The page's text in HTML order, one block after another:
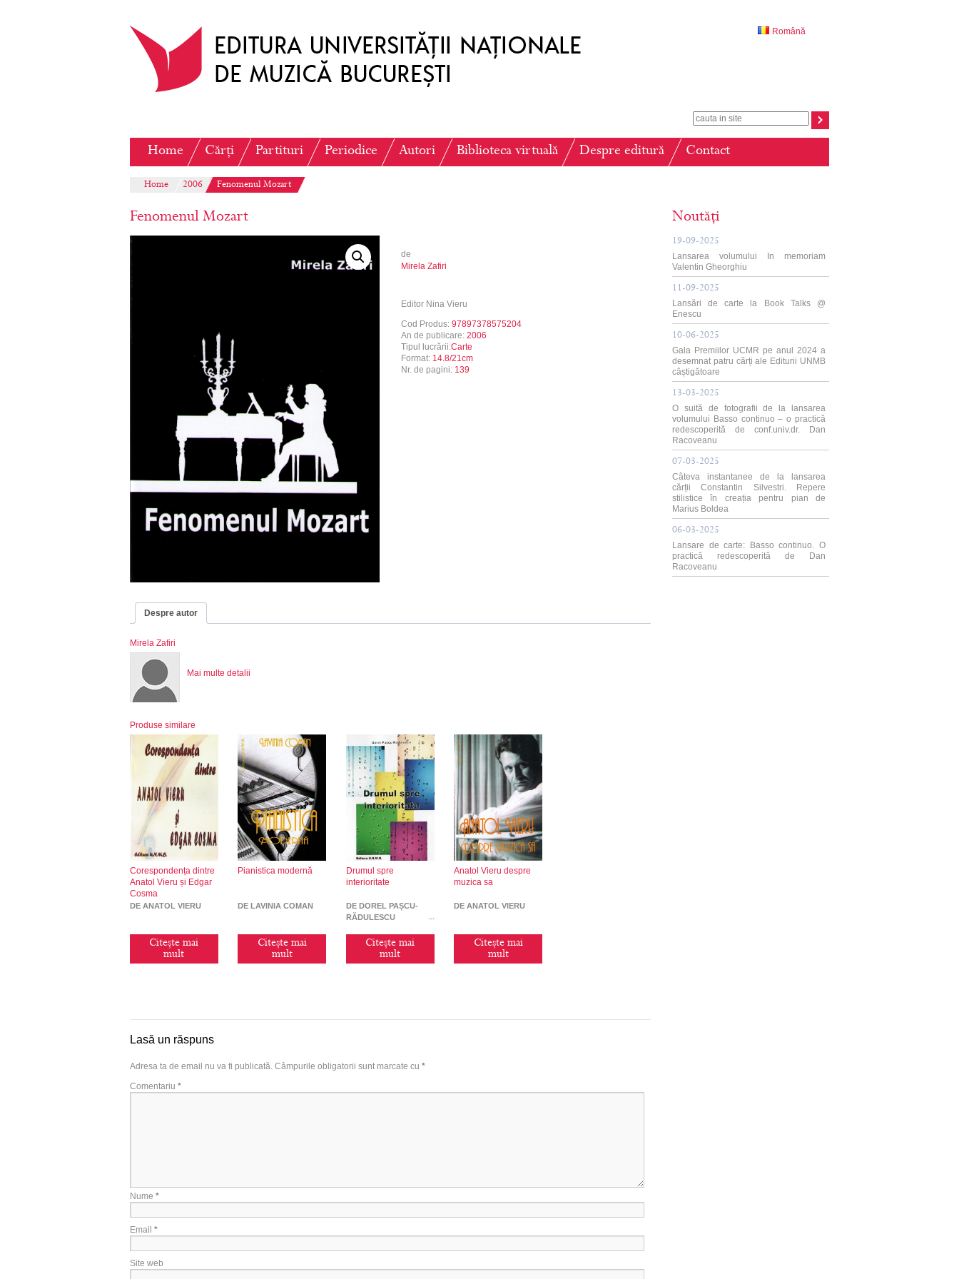
Română
Home Cărți Partituri Periodice Autori Biblioteca virtuală Despre editură Contact
Home 2006 Fenomenul Mozart
Fenomenul Mozart
de
Mirela Zafiri
Editor Nina Vieru
Cod Produs: 97897378575204
An de publicare: 2006
Tipul lucrării:Carte
Format: 14.8/21cm
Nr. de pagini: 139
Despre autor
Mirela Zafiri
Mai multe detalii
Produse similare
Corespondența dintre
Anatol Vieru și Edgar
Cosma
DE ANATOL VIERU
Citește mai
mult
Pianistica modernă
DE LAVINIA COMAN
Citește mai
mult
Drumul spre
interioritate
DE DOREL PAȘCU-
RĂDULESCU
Citește mai
mult
Anatol Vieru despre
muzica sa
DE ANATOL VIERU
Citește mai
mult
Lasă un răspuns
Adresa ta de email nu va fi publicată. Câmpurile obligatorii sunt marcate cu *
Comentariu *
Nume *
Email *
Site web
Noutăți
19-09-2025
Lansarea volumului In memoriam
Valentin Gheorghiu
11-09-2025
Lansări de carte la Book Talks @
Enescu
10-06-2025
Gala Premiilor UCMR pe anul 2024 a
desemnat patru cărți ale Editurii UNMB
câștigătoare
13-03-2025
O suită de fotografii de la lansarea
volumului Basso continuo – o practică
redescoperită de conf.univ.dr. Dan
Racoveanu
07-03-2025
Câteva instantanee de la lansarea
cărții Constantin Silvestri. Repere
stilistice în creația pentru pian de
Marius Boldea
06-03-2025
Lansare de carte: Basso continuo. O
practică redescoperită de Dan
Racoveanu